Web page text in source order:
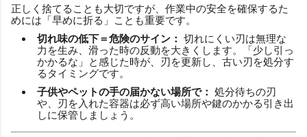
正しく捨てることも大切ですが、作業中の安全を確保するた
めには「早めに折る」ことも重要です。
切れ味の低下＝危険のサイン： 切れにくい刃は無理な
力を生み、滑った時の反動を大きくします。「少し引っ
かかるな」と感じた時が、刃を更新し、古い刃を処分す
るタイミングです。
子供やペットの手の届かない場所で： 処分待ちの刃
や、刃を入れた容器は必ず高い場所や鍵のかかる引き出
しに保管しましょう。